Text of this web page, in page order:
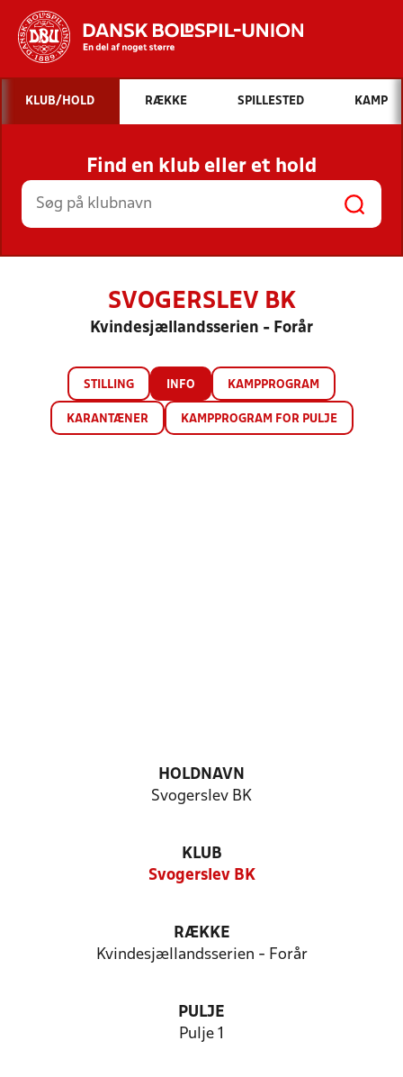
Hvad vil du søge efter?
INDHOLD OG NYHEDER
STILLINGER, RESULTATER, KLUBBER OG
HOLD
KLUB/HOLD RÆKKE SPILLESTED KAMP
Find en klub eller et hold
SVOGERSLEV BK
Kvindesjællandsserien - Forår
STILLING INFO KAMPPROGRAM
KARANTÆNER KAMPPROGRAM FOR PULJE
HOLDNAVN
Svogerslev BK
KLUB
Svogerslev BK
RÆKKE
Kvindesjællandsserien - Forår
PULJE
Pulje 1